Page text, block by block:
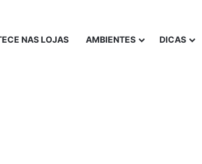
NAS LOJAS AMBIENTES DICAS